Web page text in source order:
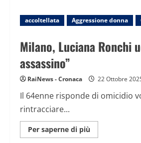
donna
accoltellata:
è
gravi
condizioni.
Si
marito
accoltellata Aggressione donna
Milano, Luciana Ronchi
assassino”
RaiNews - Cronaca 22 Ottobre
Il 64enne risponde di omicidio
rintracciare...
Per saperne di più
informazioni